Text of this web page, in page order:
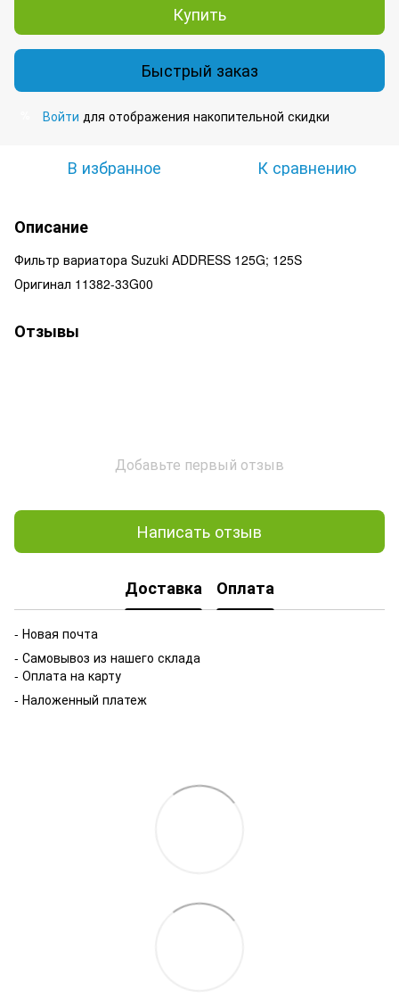
Купить
Быстрый заказ
Войти для отображения накопительной скидки
В избранное К сравнению
Описание
Фильтр вариатора Suzuki ADDRESS 125G; 125S
Оригинал 11382-33G00
Отзывы
Добавьте первый отзыв
Написать отзыв
Доставка Оплата
- Новая почта
- Самовывоз из нашего склада
- Оплата на карту
- Наложенный платеж